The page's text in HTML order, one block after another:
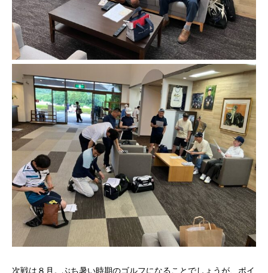
次戦は８月。ぶち暑い時期のゴルフになることでしょうが、ポイ